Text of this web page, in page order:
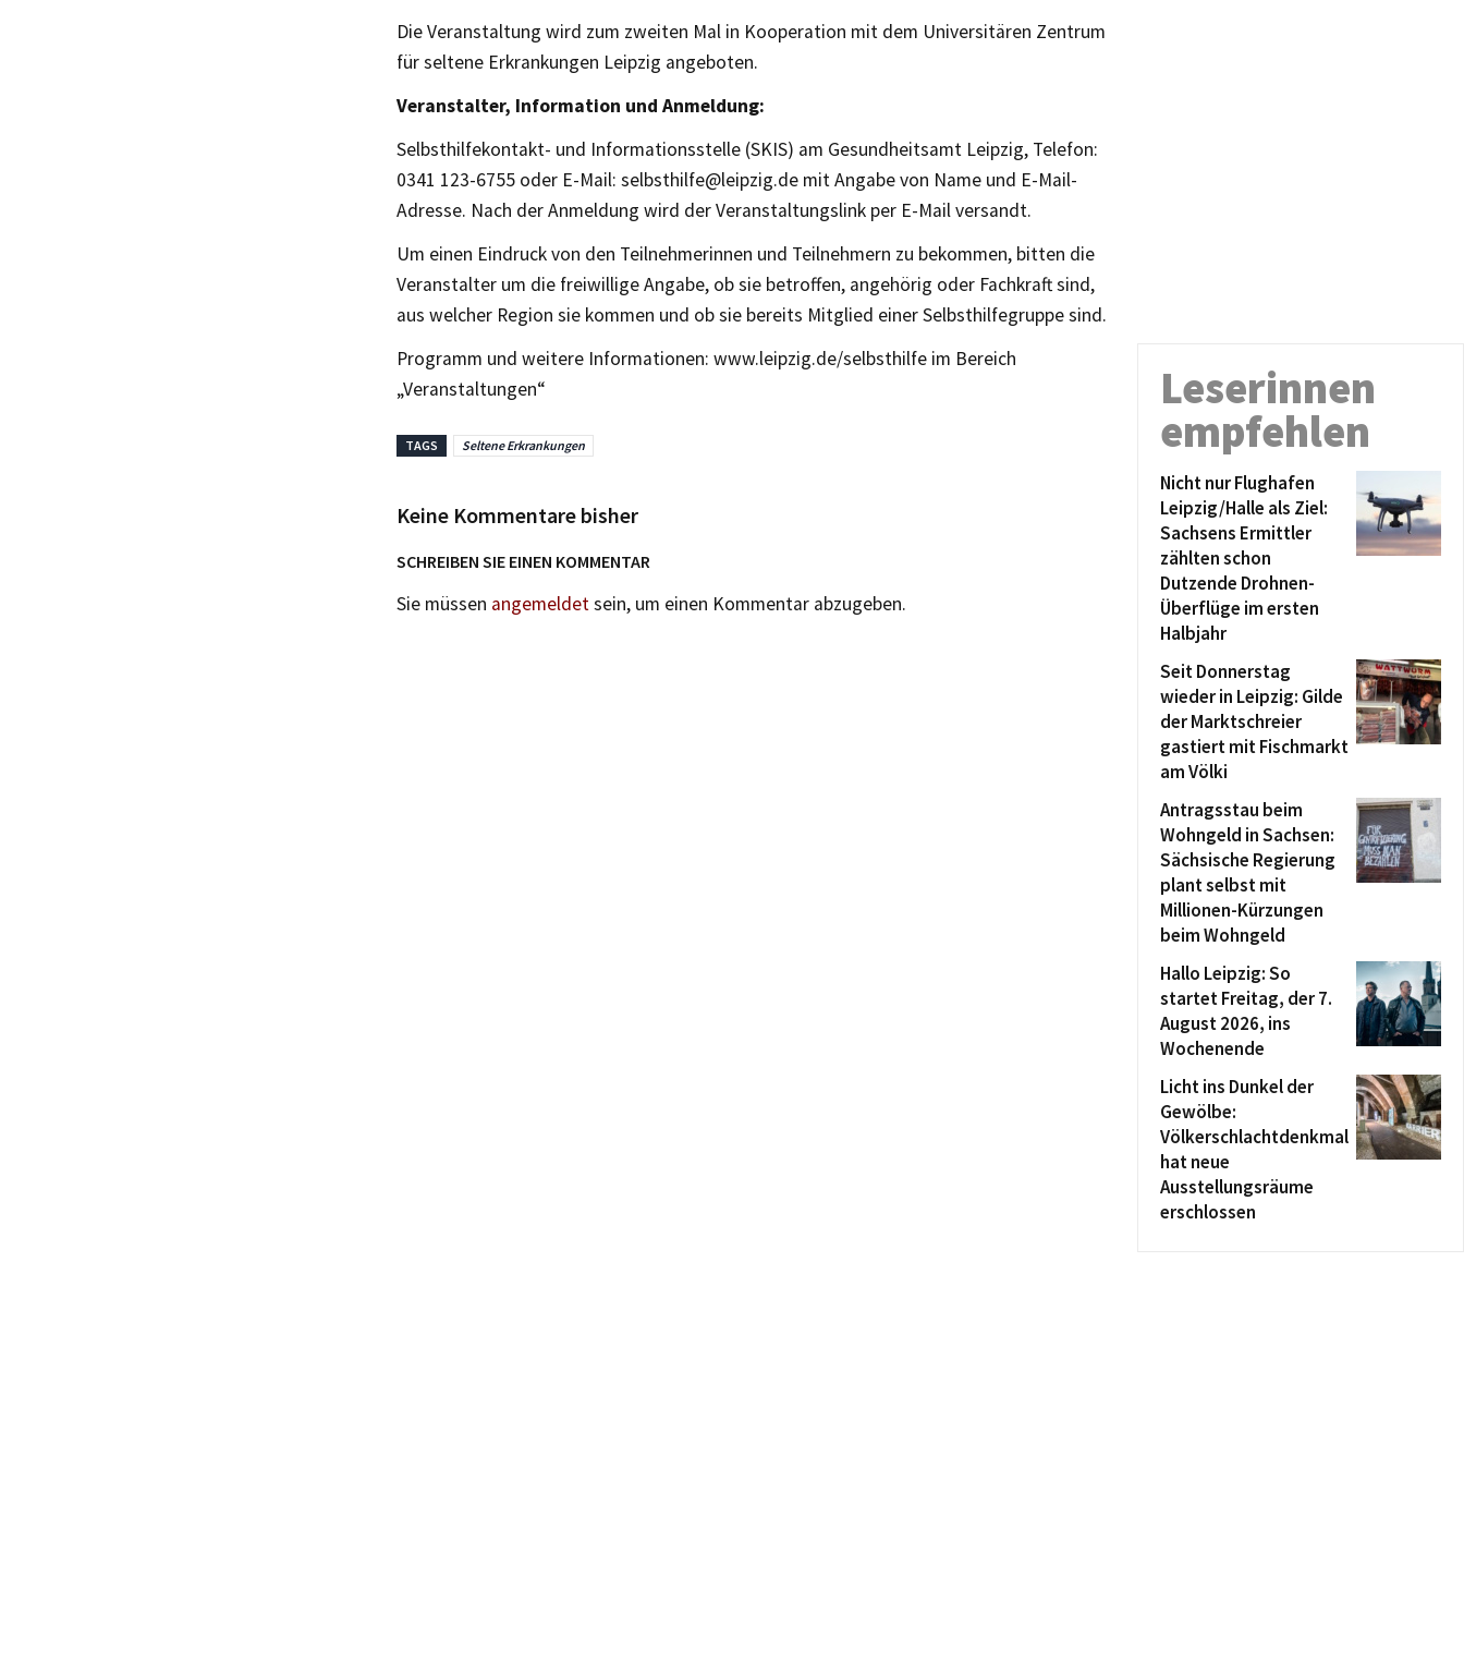
Die Veranstaltung wird zum zweiten Mal in Kooperation mit dem Universitären Zentrum
für seltene Erkrankungen Leipzig angeboten.
Veranstalter, Information und Anmeldung:
Selbsthilfekontakt- und Informationsstelle (SKIS) am Gesundheitsamt Leipzig, Telefon:
0341 123-6755 oder E-Mail: selbsthilfe@leipzig.de mit Angabe von Name und E-Mail-
Adresse. Nach der Anmeldung wird der Veranstaltungslink per E-Mail versandt.
Um einen Eindruck von den Teilnehmerinnen und Teilnehmern zu bekommen, bitten die
Veranstalter um die freiwillige Angabe, ob sie betroffen, angehörig oder Fachkraft sind,
aus welcher Region sie kommen und ob sie bereits Mitglied einer Selbsthilfegruppe sind.
Programm und weitere Informationen: www.leipzig.de/selbsthilfe im Bereich
„Veranstaltungen“
TAGS Seltene Erkrankungen
Keine Kommentare bisher
SCHREIBEN SIE EINEN KOMMENTAR
Sie müssen angemeldetsein, um einen Kommentar abzugeben.
Leserinnen
empfehlen
Nicht nur Flughafen
Leipzig/Halle als Ziel:
Sachsens Ermittler
zählten schon
Dutzende Drohnen-
Überflüge im ersten
Halbjahr
Seit Donnerstag
wieder in Leipzig: Gilde
der Marktschreier
gastiert mit Fischmarkt
am Völki
Antragsstau beim
Wohngeld in Sachsen:
Sächsische Regierung
plant selbst mit
Millionen-Kürzungen
beim Wohngeld
Hallo Leipzig: So
startet Freitag, der 7.
August 2026, ins
Wochenende
Licht ins Dunkel der
Gewölbe:
Völkerschlachtdenkmal
hat neue
Ausstellungsräume
erschlossen